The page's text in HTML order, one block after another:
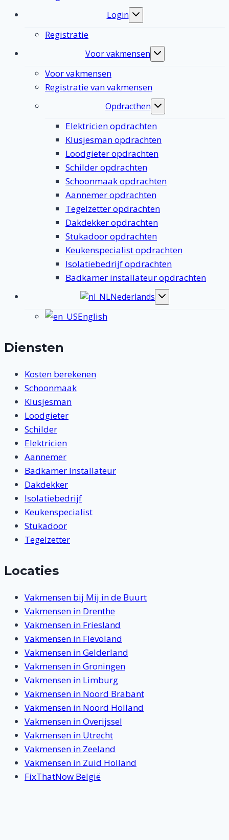
Login
Toggle
submenu
Registratie
Voor vakmensen
Toggle
submenu
Voor vakmensen
Registratie van vakmensen
Opdracthen
Toggle
submenu
Elektricien opdrachten
Klusjesman opdrachten
Loodgieter opdrachten
Schilder opdrachten
Schoonmaak opdrachten
Aannemer opdrachten
Tegelzetter opdrachten
Dakdekker opdrachten
Stukadoor opdrachten
Keukenspecialist opdrachten
Isolatiebedrijf opdrachten
Badkamer installateur opdrachten
Nederlands
Toggle
submenu
English
Diensten
Kosten berekenen
Schoonmaak
Klusjesman
Loodgieter
Schilder
Elektricien
Aannemer
Badkamer Installateur
Dakdekker
Isolatiebedrijf
Keukenspecialist
Stukadoor
Tegelzetter
Locaties
Vakmensen bij Mij in de Buurt
Vakmensen in Drenthe
Vakmensen in Friesland
Vakmensen in Flevoland
Vakmensen in Gelderland
Vakmensen in Groningen
Vakmensen in Limburg
Vakmensen in Noord Brabant
Vakmensen in Noord Holland
Vakmensen in Overijssel
Vakmensen in Utrecht
Vakmensen in Zeeland
Vakmensen in Zuid Holland
FixThatNow België